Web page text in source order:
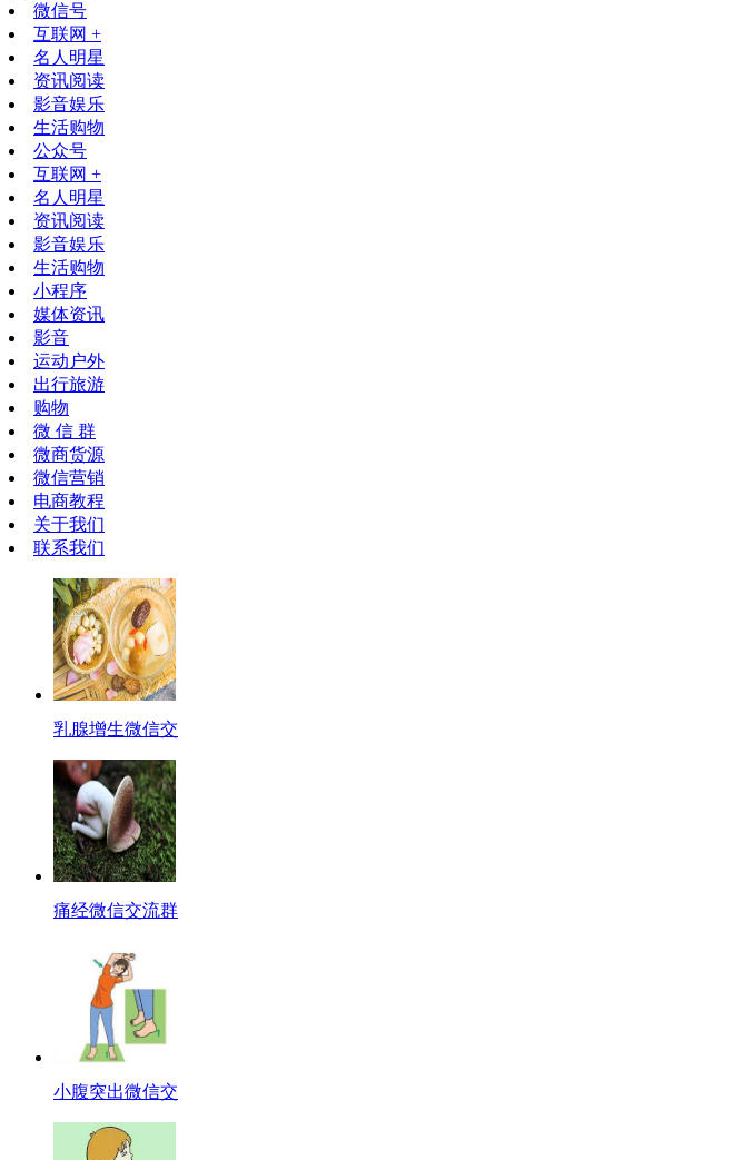
微信号
互联网 +
名人明星
资讯阅读
影音娱乐
生活购物
公众号
互联网 +
名人明星
资讯阅读
影音娱乐
生活购物
小程序
媒体资讯
影音
运动户外
出行旅游
购物
微 信 群
微商货源
微信营销
电商教程
关于我们
联系我们
乳腺增生微信交
痛经微信交流群
小腹突出微信交